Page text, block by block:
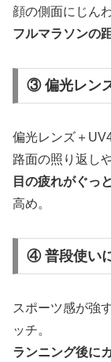
顔の側面にじん
フルマラソンの
③ 偏光レン
偏光レンズ＋
路面の照り返し
目の疲れがぐっ
高め。
④ 普段使い
スポーツ感が強
ッチ。
ランニング後に